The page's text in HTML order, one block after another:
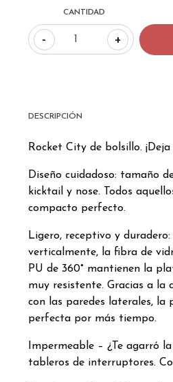
CANTIDAD
- +
DESCRIPCIÓN
Rocket City de bolsillo.
Diseño cuidadoso: tamaño
kicktail y nose. Todos
compacto perfecto.
Ligero, receptivo y
verticalmente, la fibra de
PU de 360° mantienen la
muy resistente. Gracias a la
con las paredes laterales,
perfecta por más tiempo.
Impermeable – ¿Te agarró
tableros de interruptores.